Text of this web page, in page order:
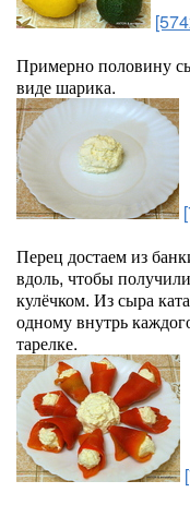
Примерно половину
виде шарика.
Перец достаем из
вдоль, чтобы
кулёчком. Из сыра
одному внутрь
тарелке.